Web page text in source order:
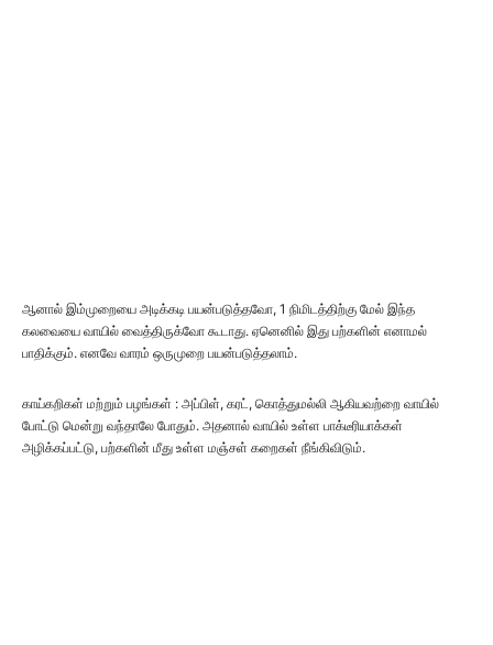
ஆனால் இம்முறையை அடிக்கடி பயன்படுத்தவோ, 1 நிமிடத்திற்கு மேல் இந்த
கலவையை வாயில் வைத்திருக்வோ கூடாது. ஏனெனில் இது பற்களின் எனாமல்
பாதிக்கும். எனவே வாரம் ஒருமுறை பயன்படுத்தலாம்.
காய்கறிகள் மற்றும் பழங்கள் : அப்பிள், கரட், கொத்துமல்லி ஆகியவற்றை வாயில்
போட்டு மென்று வந்தாலே போதும். அதனால் வாயில் உள்ள பாக்டீரியாக்கள்
அழிக்கப்பட்டு, பற்களின் மீது உள்ள மஞ்சள் கறைகள் நீங்கிவிடும்.